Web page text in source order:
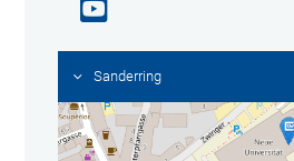
Sanderring